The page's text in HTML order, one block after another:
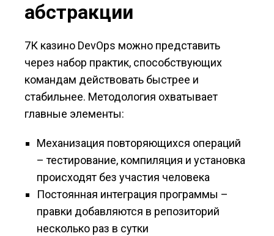
абстракции
7К казино DevOps можно представить
через набор практик, способствующих
командам действовать быстрее и
стабильнее. Методология охватывает
главные элементы:
Механизация повторяющихся операций
– тестирование, компиляция и установка
происходят без участия человека
Постоянная интеграция программы –
правки добавляются в репозиторий
несколько раз в сутки